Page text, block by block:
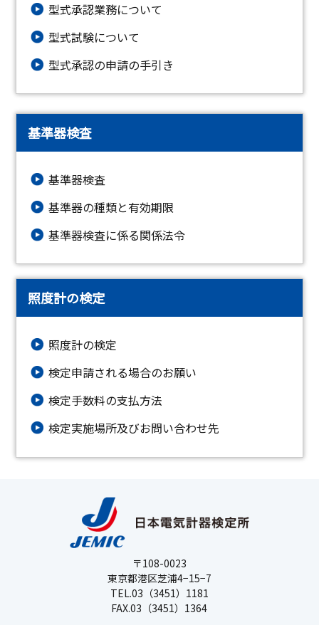
型式承認業務について
型式試験について
型式承認の申請の手引き
基準器検査
基準器検査
基準器の種類と有効期限
基準器検査に係る関係法令
照度計の検定
照度計の検定
検定申請される場合のお願い
検定手数料の支払方法
検定実施場所及びお問い合わせ先
〒108-0023
東京都港区芝浦4−15−7
TEL.03（3451）1181
FAX.03（3451）1364